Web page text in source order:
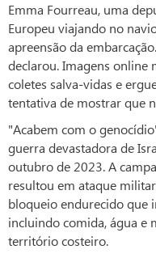
Emma Fourreau, uma
Europeu viajando no
apreensão da
declarou. Imagens online
coletes salva-vidas e
tentativa de mostrar que
"Acabem com o
guerra devastadora de
outubro de 2023. A
resultou em ataque
bloqueio endurecido que
incluindo comida, água
território costeiro.